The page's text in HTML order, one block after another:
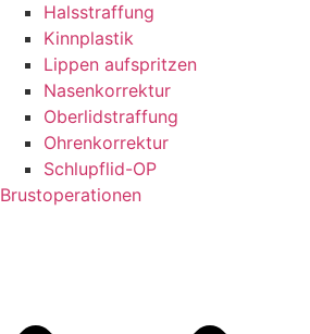
Halsstraffung
Kinnplastik
Lippen aufspritzen
Nasenkorrektur
Oberlidstraffung
Ohrenkorrektur
Schlupflid-OP
Brustoperationen